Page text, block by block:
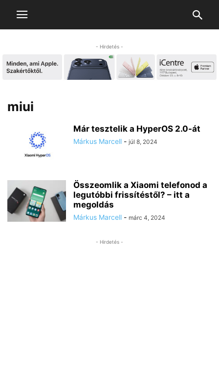
- Hirdetés -
miui
Már tesztelik a HyperOS 2.0-át
Márkus Marcell - júl 8, 2024
Összeomlik a Xiaomi telefonod a
legutóbbi frissítéstől? – itt a
megoldás
Márkus Marcell - márc 4, 2024
- Hirdetés -